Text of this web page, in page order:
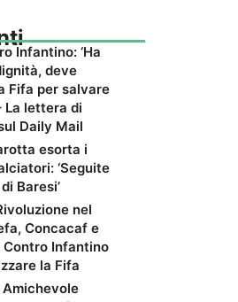
Infantino: ‘Ha
deve
Fifa per salvare
La lettera di
Daily Mail
esorta i
‘Seguite
Baresi’
nel
Concacaf e
Infantino
la Fifa